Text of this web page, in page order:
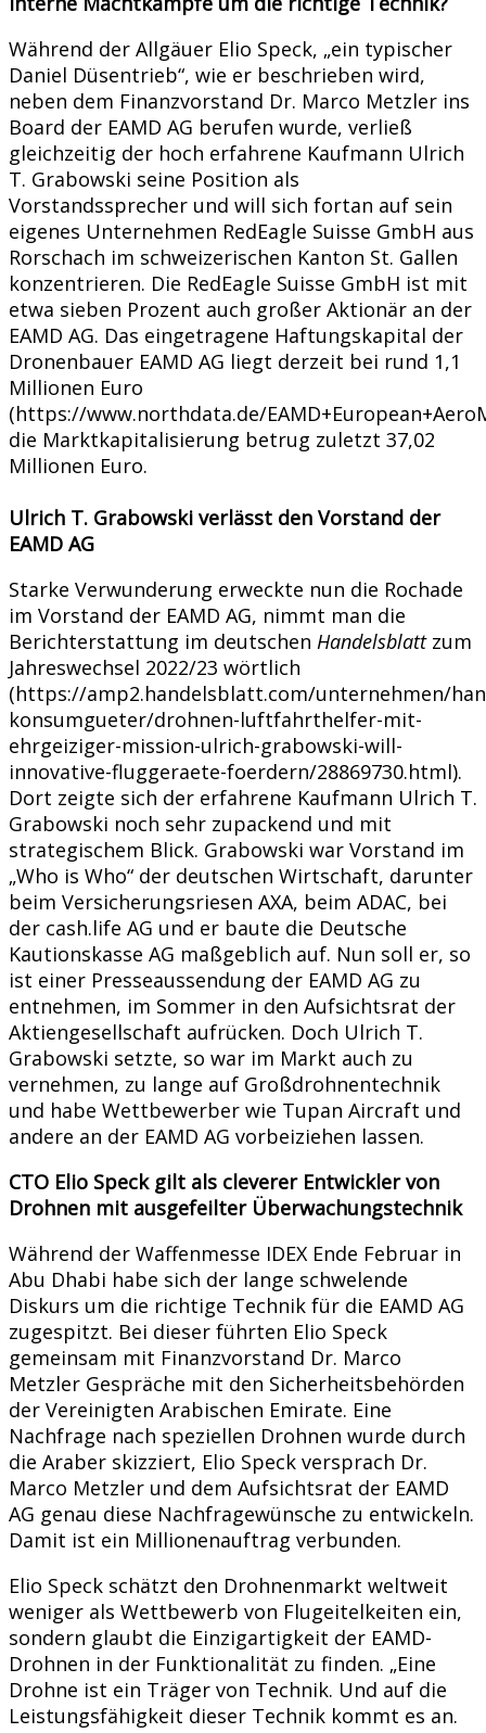
Während der Allgäuer Elio Speck, „ein typischer
Daniel Düsentrieb“, wie er beschrieben wird,
neben dem Finanzvorstand Dr. Marco Metzler ins
Board der EAMD AG berufen wurde, verließ
gleichzeitig der hoch erfahrene Kaufmann Ulrich
T. Grabowski seine Position als
Vorstandssprecher und will sich fortan auf sein
eigenes Unternehmen RedEagle Suisse GmbH aus
Rorschach im schweizerischen Kanton St. Gallen
konzentrieren. Die RedEagle Suisse GmbH ist mit
etwa sieben Prozent auch großer Aktionär an der
EAMD AG. Das eingetragene Haftungskapital der
Dronenbauer EAMD AG liegt derzeit bei rund 1,1
Millionen Euro
(https://www.northdata.de/
die Marktkapitalisierung betrug zuletzt 37,02
Millionen Euro.
Ulrich T. Grabowski verlässt den Vorstand der
EAMD AG
Starke Verwunderung erweckte nun die Rochade
im Vorstand der EAMD AG, nimmt man die
Berichterstattung im deutschen Handelsblatt zum
Jahreswechsel 2022/23 wörtlich
(https://amp2.handelsblatt.com/unternehmen/
konsumgueter/drohnen-luftfahrthelfer-mit-
ehrgeiziger-mission-ulrich-grabowski-will-
innovative-fluggeraete-foerdern/28869730.html).
Dort zeigte sich der erfahrene Kaufmann Ulrich T.
Grabowski noch sehr zupackend und mit
strategischem Blick. Grabowski war Vorstand im
„Who is Who“ der deutschen Wirtschaft, darunter
beim Versicherungsriesen AXA, beim ADAC, bei
der cash.life AG und er baute die Deutsche
Kautionskasse AG maßgeblich auf. Nun soll er, so
ist einer Presseaussendung der EAMD AG zu
entnehmen, im Sommer in den Aufsichtsrat der
Aktiengesellschaft aufrücken. Doch Ulrich T.
Grabowski setzte, so war im Markt auch zu
vernehmen, zu lange auf Großdrohnentechnik
und habe Wettbewerber wie Tupan Aircraft und
andere an der EAMD AG vorbeiziehen lassen.
CTO Elio Speck gilt als cleverer Entwickler von
Drohnen mit ausgefeilter Überwachungstechnik
Während der Waffenmesse IDEX Ende Februar in
Abu Dhabi habe sich der lange schwelende
Diskurs um die richtige Technik für die EAMD AG
zugespitzt. Bei dieser führten Elio Speck
gemeinsam mit Finanzvorstand Dr. Marco
Metzler Gespräche mit den Sicherheitsbehörden
der Vereinigten Arabischen Emirate. Eine
Nachfrage nach speziellen Drohnen wurde durch
die Araber skizziert, Elio Speck versprach Dr.
Marco Metzler und dem Aufsichtsrat der EAMD
AG genau diese Nachfragewünsche zu entwickeln.
Damit ist ein Millionenauftrag verbunden.
Elio Speck schätzt den Drohnenmarkt weltweit
weniger als Wettbewerb von Flugeitelkeiten ein,
sondern glaubt die Einzigartigkeit der EAMD-
Drohnen in der Funktionalität zu finden. „Eine
Drohne ist ein Träger von Technik. Und auf die
Leistungsfähigkeit dieser Technik kommt es an.